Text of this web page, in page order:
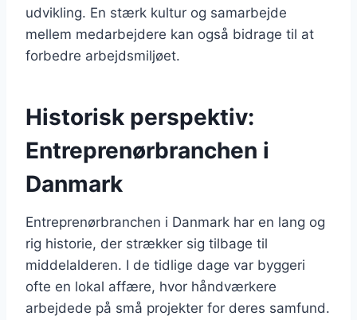
udvikling. En stærk kultur og samarbejde
mellem medarbejdere kan også bidrage til at
forbedre arbejdsmiljøet.
Historisk perspektiv:
Entreprenørbranchen i
Danmark
Entreprenørbranchen i Danmark har en lang og
rig historie, der strækker sig tilbage til
middelalderen. I de tidlige dage var byggeri
ofte en lokal affære, hvor håndværkere
arbejdede på små projekter for deres samfund.